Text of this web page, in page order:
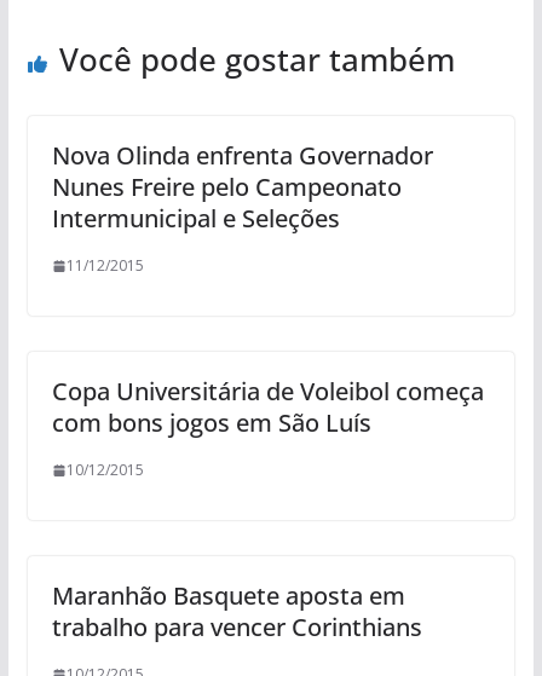
Você pode gostar também
Nova Olinda enfrenta Governador
Nunes Freire pelo Campeonato
Intermunicipal e Seleções
11/12/2015
Copa Universitária de Voleibol começa
com bons jogos em São Luís
10/12/2015
Maranhão Basquete aposta em
trabalho para vencer Corinthians